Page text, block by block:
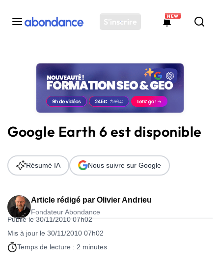
S'inscrire
NEW
Toutes les actus
Actus SEO
Plateforme
Solutions
Ressources
Audit SEO
Google Earth 6 est disponible
Article rédigé par Olivier Andrieu
Fondateur Abondance
Publié le 30/11/2010 07h02
Mis à jour le 30/11/2010 07h02
Temps de lecture : 2 minutes
Résumé IA Nous suivre sur Google